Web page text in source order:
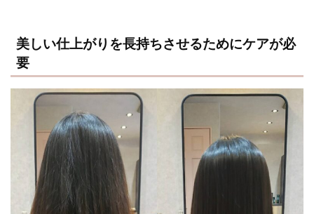
美しい仕上がりを長持ちさせるためにケアが必
要